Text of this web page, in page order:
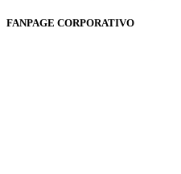
FANPAGE CORPORATIVO